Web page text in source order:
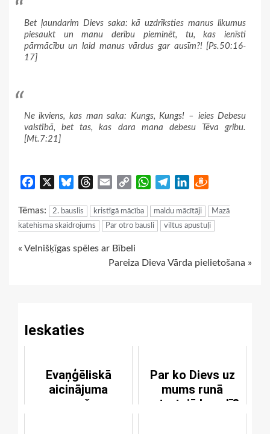
Bet ļaundarim Dievs saka: kā uzdrīksties manus likumus
piesaukt un manu derību pieminēt, tu, kas ienīsti
pārmācību un laid manus vārdus gar ausīm?! [Ps.50:16-
17]
Ne ikviens, kas man saka: Kungs, Kungs! – ieies Debesu
valstībā, bet tas, kas dara mana debesu Tēva gribu.
[Mt.7:21]
Facebook BlueskyThreads
Email
Copy
WhatsApp
TelegramLinkedIn
Tēmas: 2. bauslis kristīgā mācība maldu mācītāji
Mazā
katehisma skaidrojums
Par otro bausli viltus apustuļi
Continue
« Velnišķīgas spēles ar Bībeli
Pareiza Dieva Vārda pielietošana »
Ieskaties
Evaņģēliskā
aicinājuma
saņemšana
Par ko Dievs uz
mums runā
ceturtajā bauslī?